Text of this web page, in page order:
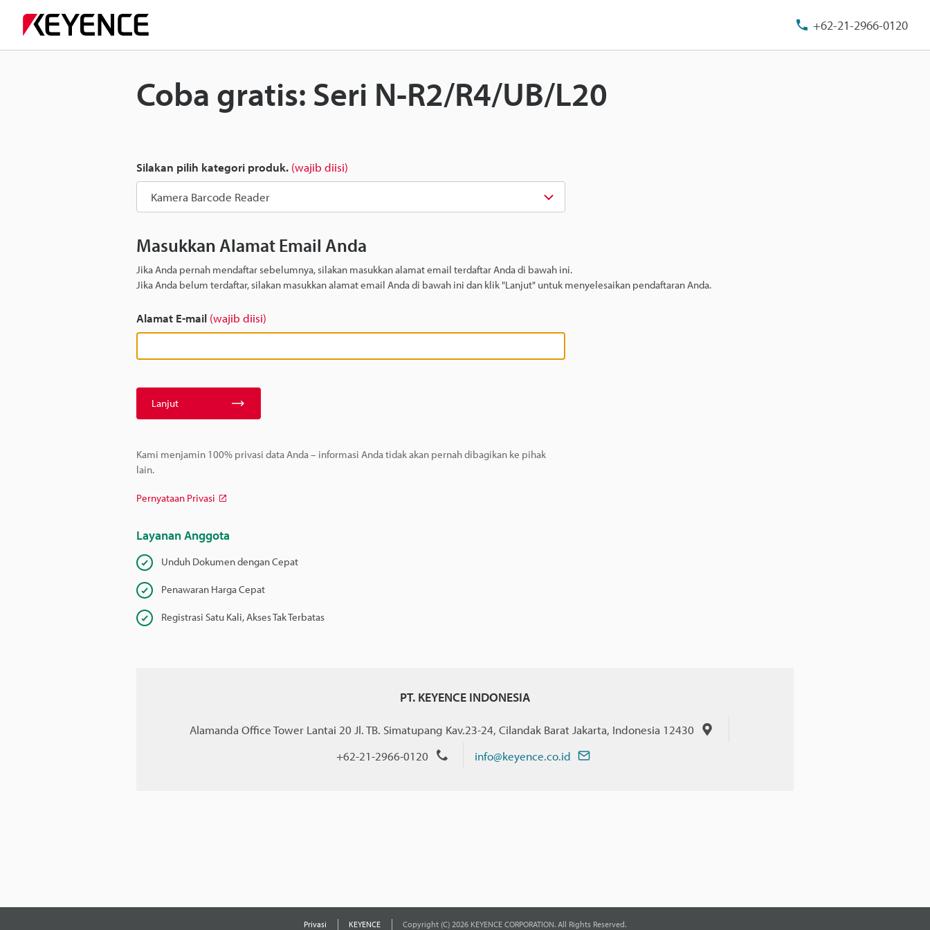
+62-21-2966-0120
Coba gratis: Seri N-R2/R4/UB/L20
Silakan pilih kategori produk. (wajib diisi)
Masukkan Alamat Email Anda
Jika Anda pernah mendaftar sebelumnya, silakan masukkan alamat email terdaftar Anda di bawah ini.
Jika Anda belum terdaftar, silakan masukkan alamat email Anda di bawah ini dan klik "Lanjut" untuk menyelesaikan pendaftaran Anda.
Alamat E-mail (wajib diisi)
Lanjut
Kami menjamin 100% privasi data Anda – informasi Anda tidak akan pernah dibagikan ke pihak
lain.
Pernyataan Privasi
Layanan Anggota
Unduh Dokumen dengan Cepat
Penawaran Harga Cepat
Registrasi Satu Kali, Akses Tak Terbatas
PT. KEYENCE INDONESIA
Alamanda Office Tower Lantai 20 Jl. TB. Simatupang Kav.23-24, Cilandak Barat Jakarta, Indonesia 12430
+62-21-2966-0120
info@keyence.co.id
Privasi KEYENCE Copyright (C) 2026 KEYENCE CORPORATION. All Rights Reserved.